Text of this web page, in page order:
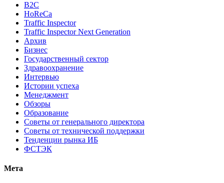
B2C
HoReCa
Traffic Inspector
Traffic Inspector Next Generation
Архив
Бизнес
Государственный сектор
Здравоохранение
Интервью
Истории успеха
Менеджмент
Обзоры
Образование
Советы от генерального директора
Советы от технической поддержки
Тенденции рынка ИБ
ФСТЭК
Мета